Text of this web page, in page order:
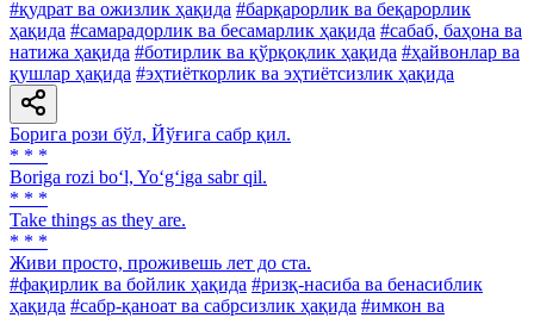
#қудрат ва ожизлик ҳақида #барқарорлик ва беқарорлик
ҳақида #самарадорлик ва бесамарлик ҳақида #сабаб, баҳона ва
натижа ҳақида #ботирлик ва қўрқоқлик ҳақида #ҳайвонлар ва
қушлар ҳақида #эҳтиёткорлик ва эҳтиётсизлик ҳақида
Борига рози бўл, Йўғига сабр қил.
* * *
Boriga rozi bo‘l, Yo‘g‘iga sabr qil.
* * *
Take things as they are.
* * *
Живи просто, проживешь лет до ста.
#фақирлик ва бойлик ҳақида #ризқ-насиба ва бенасиблик
ҳақида #сабр-қаноат ва сабрсизлик ҳақида #имкон ва